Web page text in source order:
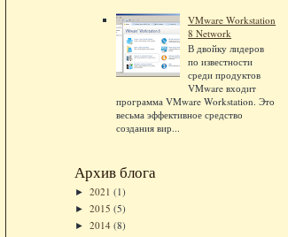
VMware Workstation
8 Network
В двойку лидеров
по известности
среди продуктов
VMware входит
программа VMware Workstation. Это
весьма эффективное средство
создания вир...
Архив блога
► 2021 (1)
► 2015 (5)
► 2014 (8)